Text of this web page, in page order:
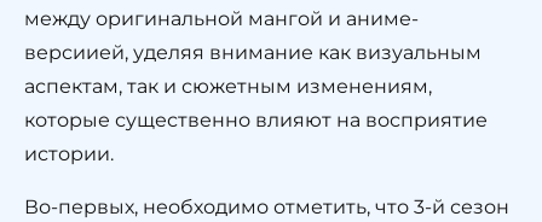
между оригинальной мангой и аниме-
версиией, уделяя внимание как визуальным
аспектам, так и сюжетным изменениям,
которые существенно влияют на восприятие
истории.
Во-первых, необходимо отметить, что 3-й сезон